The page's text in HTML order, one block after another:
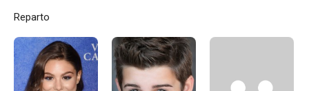
Reparto